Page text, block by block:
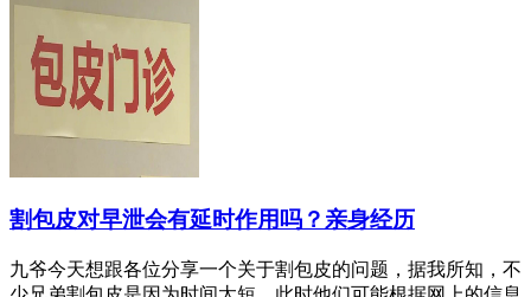
割包皮对早泄会有延时作用吗？亲身经历
九爷今天想跟各位分享一个关于割包皮的问题，据我所知，不